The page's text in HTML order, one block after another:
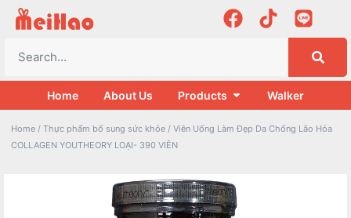
Home About Us Products Walker
Home / Thực phẩm bổ sung sức khỏe / Viên Uống Làm Đẹp Da Chống Lão Hóa
COLLAGEN YOUTHEORY LOẠI- 390 VIÊN